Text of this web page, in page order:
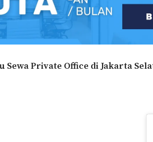
Sewa Private Office di Jakarta